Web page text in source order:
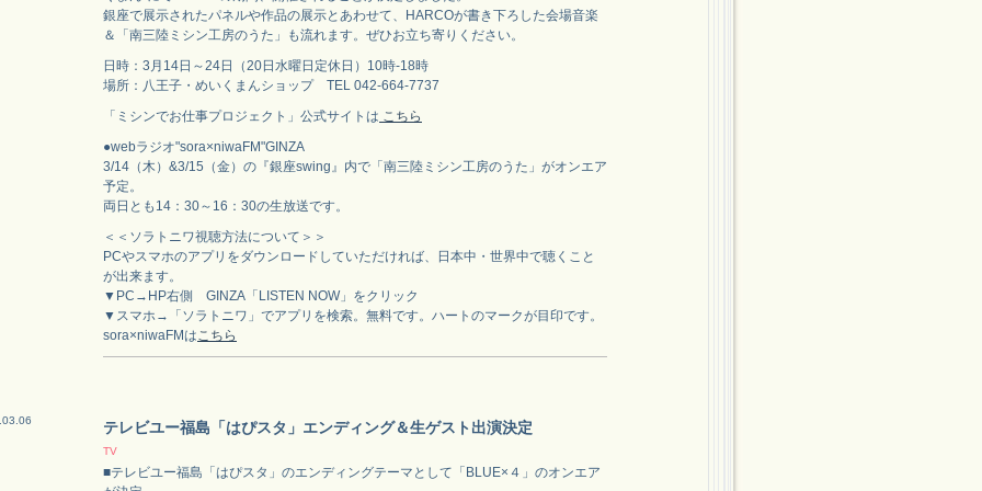
銀座で展示されたパネルや作品の展示とあわせて、HARCOが書き下ろした会場音楽
＆「南三陸ミシン工房のうた」も流れます。ぜひお立ち寄りください。
日時：3月14日～24日（20日水曜日定休日）10時-18時
場所：八王子・めいくまんショップ TEL 042-664-7737
「ミシンでお仕事プロジェクト」公式サイトは こちら
●webラジオ"sora×niwaFM"GINZA
3/14（木）&3/15（金）の『銀座swing』内で「南三陸ミシン工房のうた」がオンエア
予定。
両日とも14：30～16：30の生放送です。
＜＜ソラトニワ視聴方法について＞＞
PCやスマホのアプリをダウンロードしていただければ、日本中・世界中で聴くこと
が出来ます。
▼PC→HP右側 GINZA「LISTEN NOW」をクリック
▼スマホ→「ソラトニワ」でアプリを検索。無料です。ハートのマークが目印です。
sora×niwaFMはこちら
テレビユー福島「はぴスタ」エンディング＆生ゲスト出演決定
TV
■テレビユー福島「はぴスタ」のエンディングテーマとして「BLUE×４」のオンエア